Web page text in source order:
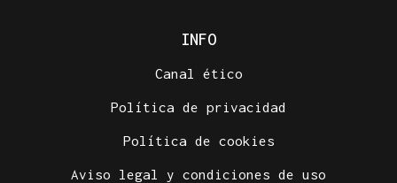
INFO
Canal ético
Política de privacidad
Política de cookies
Aviso legal y condiciones de uso